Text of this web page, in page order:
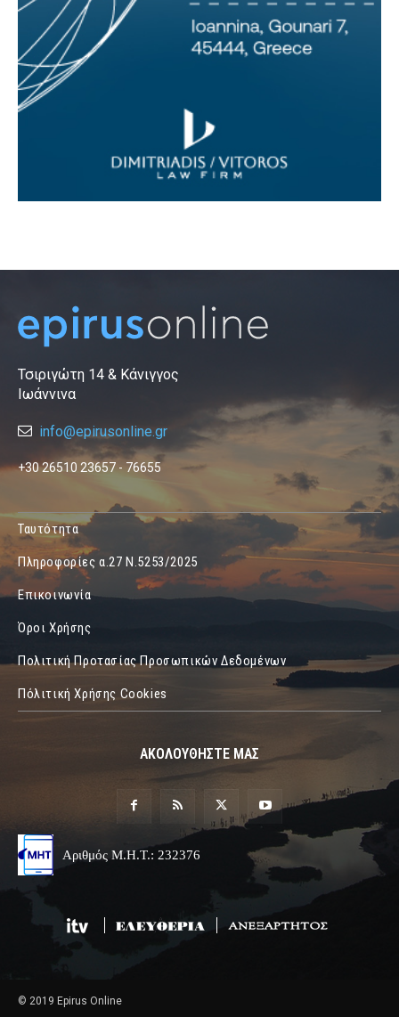
Τσιριγώτη 14 & Κάνιγγος
Ιωάννινα
info@epirusonline.gr
+30 26510 23657 - 76655
Ταυτότητα
Πληροφορίες α.27 Ν.5253/2025
Επικοινωνία
Όροι Χρήσης
Πολιτική Προτασίας Προσωπικών Δεδομένων
Πόλιτική Χρήσης Cookies
ΑΚΟΛΟΥΘΗΣΤΕ ΜΑΣ
Αριθμός Μ.Η.Τ.: 232376
© 2019 Epirus Online